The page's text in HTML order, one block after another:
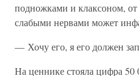
подножками и клаксоном, от
слабыми нервами может
— Хочу его, я его должен
На ценнике стояла цифра 50